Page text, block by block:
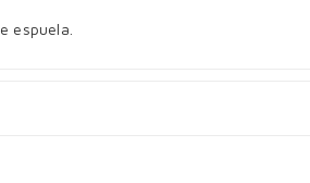
espuela.